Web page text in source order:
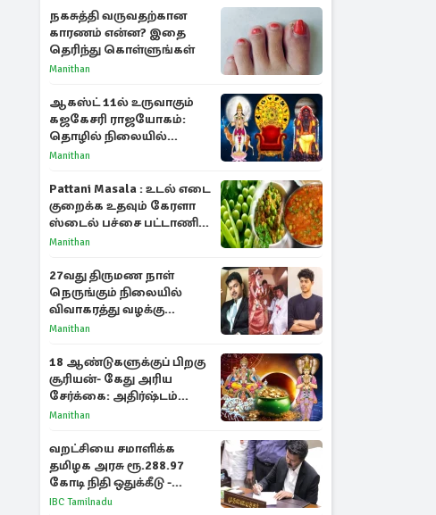
நகசுத்தி வருவதற்கான
காரணம் என்ன? இதை
தெரிந்து கொள்ளுங்கள்
Manithan
ஆகஸ்ட் 11ல் உருவாகும்
கஜகேசரி ராஜயோகம்:
தொழில் நிலையில்
அதிர்ஷ்டம் பெறும் 3
Manithan
Pattani Masala : உடல் எடை
குறைக்க உதவும் கேரளா
ஸ்டைல் பச்சை பட்டாணி
கிரேவி
Manithan
27வது திருமண நாள்
நெருங்கும் நிலையில்
விவாகரத்து வழக்கு
வாபஸ்! விஜய்யுடன்
Manithan
18 ஆண்டுகளுக்குப் பிறகு
சூரியன்- கேது அரிய
சேர்க்கை: அதிர்ஷ்டம்
பெறும் 3 ராசிகள்!
Manithan
வறட்சியை சமாளிக்க
தமிழக அரசு ரூ.288.97
கோடி நிதி ஒதுக்கீடு -
வெளியான அரசாணை
IBC Tamilnadu